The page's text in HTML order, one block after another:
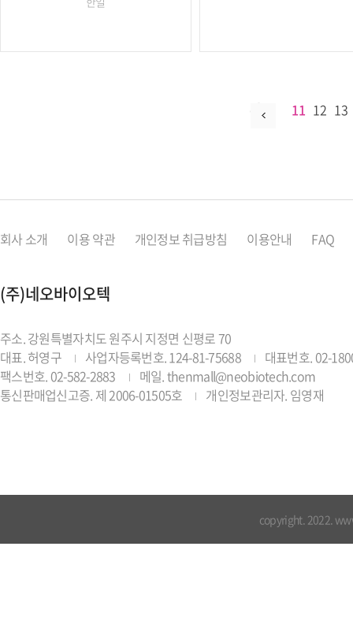
11 12 13
회사 소개 이용 약관 개인정보 취급방침 이용안내 FAQ
(주)네오바이오텍
주소. 강원특별자치도 원주시 지정면 신평로 70
대표. 허영구
사업자등록번호. 124-81-75688
대표번호. 02-
팩스번호. 02-582-2883
메일. thenmall@neobiotech.com
통신판매업신고증. 제 2006-01505호
개인정보관리자. 임영재
copyright. 2022.